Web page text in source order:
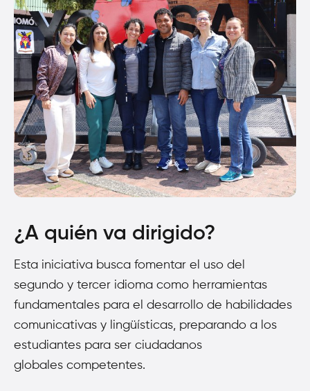
¿A quién va dirigido?
Esta iniciativa busca fomentar el uso del
segundo y tercer idioma como herramientas
fundamentales para el desarrollo de habilidades
comunicativas y lingüísticas, preparando a los
estudiantes para ser ciudadanos
globales competentes.